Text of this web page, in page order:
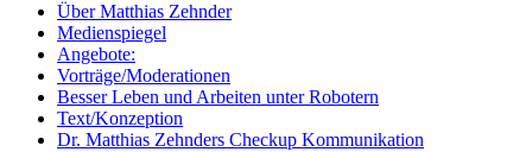
Über Matthias Zehnder
Medienspiegel
Angebote:
Vorträge/Moderationen
Besser Leben und Arbeiten unter Robotern
Text/Konzeption
Dr. Matthias Zehnders Checkup Kommunikation